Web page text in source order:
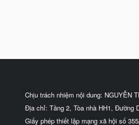
Chịu trách nhiệm nội dung: NGUYỄN
Địa chỉ: Tầng 2, Tòa nhà HH1, Đường
Giấy phép thiết lập mạng xã hội số